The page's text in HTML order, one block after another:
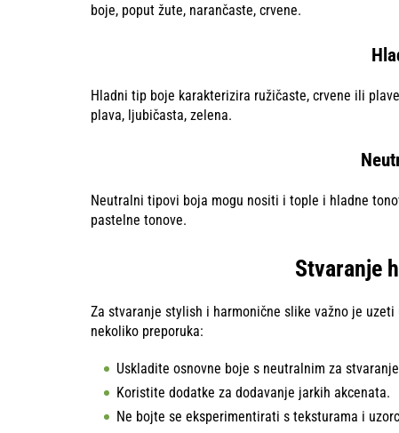
boje, poput žute, narančaste, crvene.
Hladni tip boje karakterizira ružičaste, crvene ili
plava, ljubičasta, zelena.
Neutralni tipovi boja mogu nositi i tople i hladne
pastelne tonove.
Stvaranje
Za stvaranje stylish i harmonične slike važno je
nekoliko preporuka:
Uskladite osnovne boje s neutralnim za
Koristite dodatke za dodavanje jarkih akcenata.
Ne bojte se eksperimentirati s teksturama i